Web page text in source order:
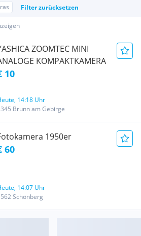
Filter zurücksetzen
ZOOMTEC MINI
KOMPAKTKAMERA
10
14:18 Uhr
Brunn am Gebirge
1950er
60
14:07 Uhr
Schönberg